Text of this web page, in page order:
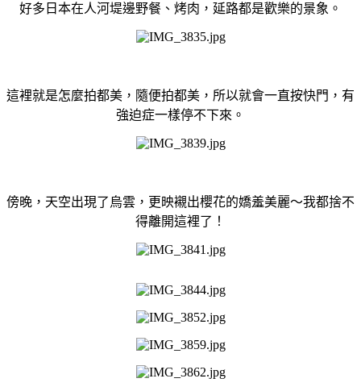
好多日本在人河堤邊野餐、烤肉，延路都是歡樂的景象。
這裡就是怎麼拍都美，隨便拍都美，所以就會一直按快門，有
強迫症一樣停不下來。
傍晚，天空出現了烏雲，更映襯出櫻花的嬌羞美麗～我都捨不
得離開這裡了！